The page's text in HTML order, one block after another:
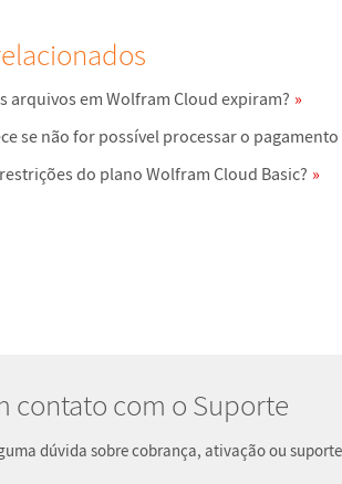
arquivos em Wolfram Cloud expiram?
se não for possível processar o
do plano Wolfram Cloud Basic?
contato com o Suporte
dúvida sobre cobrança, ativação ou